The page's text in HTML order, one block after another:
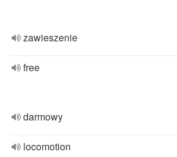
zawieszenie
free
darmowy
locomotion